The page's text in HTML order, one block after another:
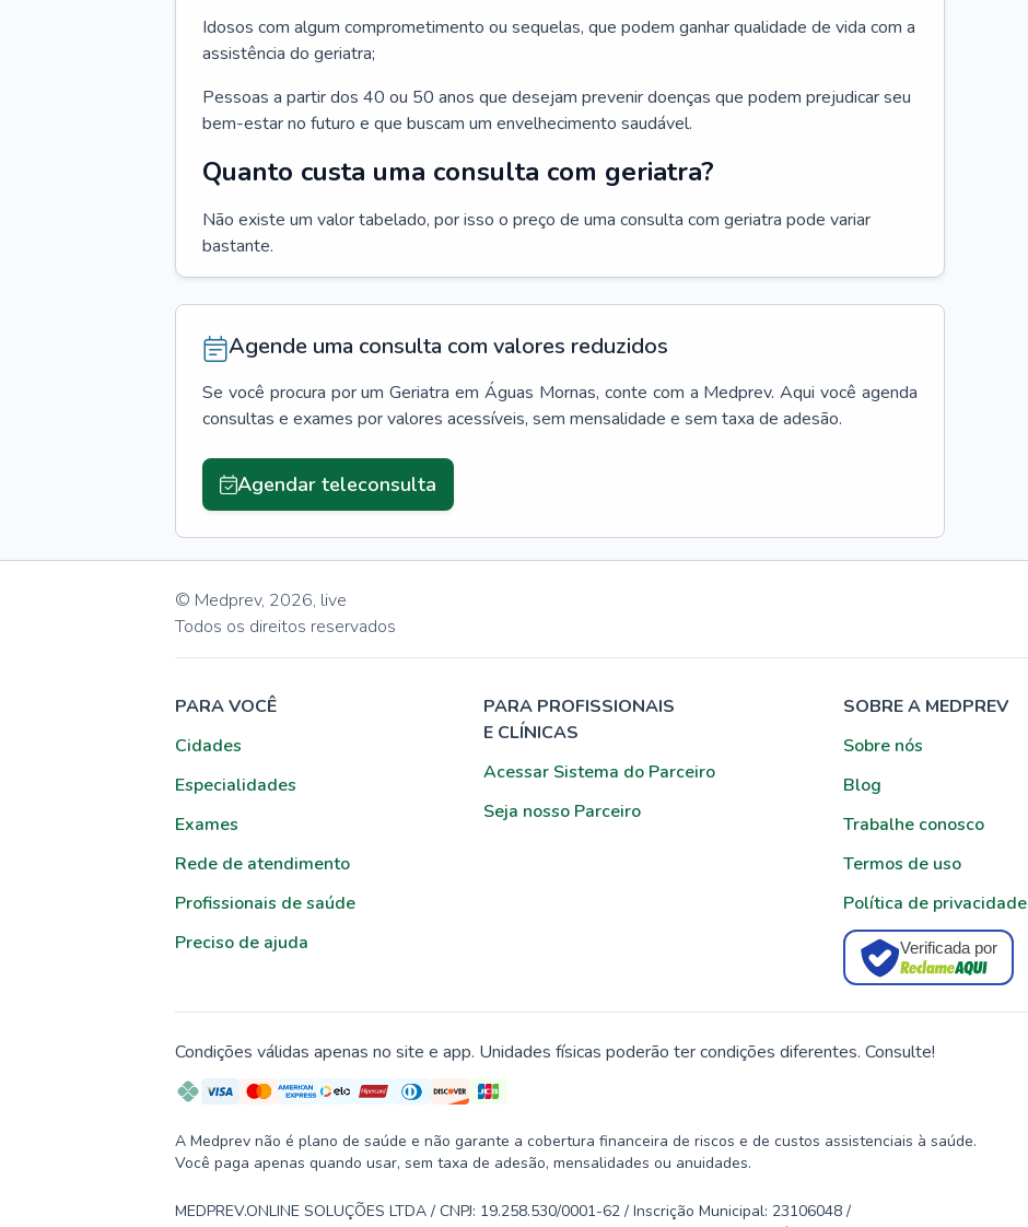
Idosos com algum comprometimento ou sequelas, que podem ganhar qualidade de vida com a
assistência do geriatra;
Pessoas a partir dos 40 ou 50 anos que desejam prevenir doenças que podem prejudicar seu
bem-estar no futuro e que buscam um envelhecimento saudável.
Quanto custa uma consulta com geriatra?
Não existe um valor tabelado, por isso o preço de uma consulta com geriatra pode variar
bastante.
Agende uma consulta com valores reduzidos
Se você procura por um Geriatra em Águas Mornas, conte com a Medprev. Aqui você agenda
consultas e exames por valores acessíveis, sem mensalidade e sem taxa de adesão.
Agendar teleconsulta
© Medprev, 2026, live
Todos os direitos reservados
PARA VOCÊ
Cidades
Especialidades
Exames
Rede de atendimento
Profissionais de saúde
Preciso de ajuda
PARA PROFISSIONAIS
E CLÍNICAS
Acessar Sistema do Parceiro
Seja nosso Parceiro
SOBRE A MEDPREV
Sobre nós
Blog
Trabalhe conosco
Termos de uso
Política de privacidade
Verificada por
Condições válidas apenas no site e app. Unidades físicas poderão ter condições diferentes. Consulte!
A Medprev não é plano de saúde e não garante a cobertura financeira de riscos e de custos assistenciais à saúde.
Você paga apenas quando usar, sem taxa de adesão, mensalidades ou anuidades.
MEDPREV.ONLINE SOLUÇÕES LTDA / CNPJ: 19.258.530/0001-62 / Inscrição Municipal: 23106048 /